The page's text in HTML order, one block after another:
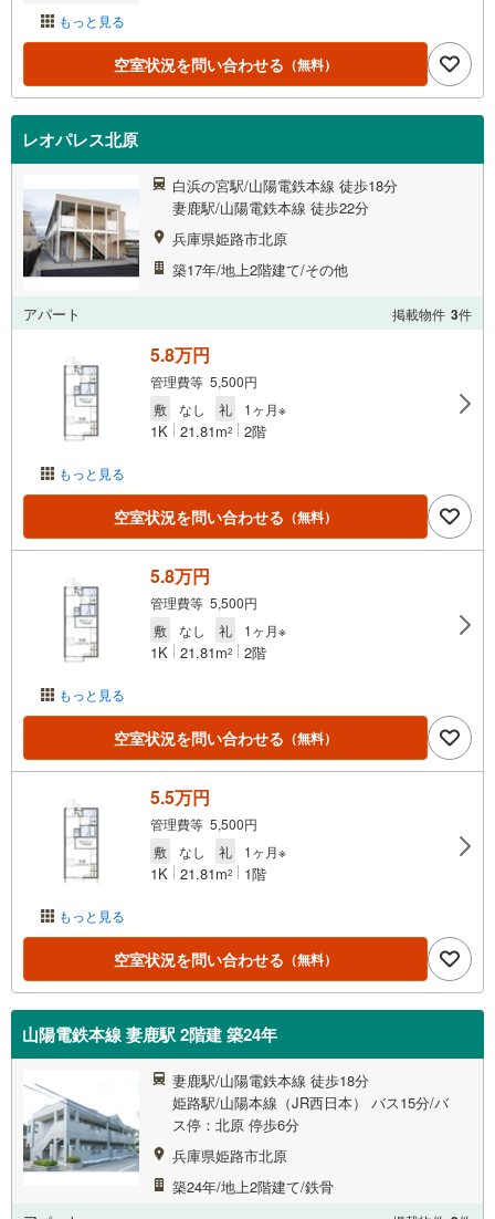
もっと見る
空室状況を問い合わせる （無料）
レオパレス北原
白浜の宮駅/山陽電鉄本線 徒歩18分
妻鹿駅/山陽電鉄本線 徒歩22分
兵庫県姫路市北原
築17年/地上2階建て/その他
アパート 掲載物件 3件
もっと見る
5.8万円
管理費等 5,500円
敷
なし 礼 1ヶ月※
1K 21.81m2 2階
空室状況を問い合わせる （無料）
もっと見る
5.8万円
管理費等 5,500円
敷
なし 礼 1ヶ月※
1K 21.81m2 2階
空室状況を問い合わせる （無料）
もっと見る
5.5万円
管理費等 5,500円
敷
なし 礼 1ヶ月※
1K 21.81m2 1階
空室状況を問い合わせる （無料）
山陽電鉄本線 妻鹿駅 2階建 築24年
妻鹿駅/山陽電鉄本線 徒歩18分
姫路駅/山陽本線（JR西日本） バス15分/バ
ス停：北原 停歩6分
兵庫県姫路市北原
築24年/地上2階建て/鉄骨